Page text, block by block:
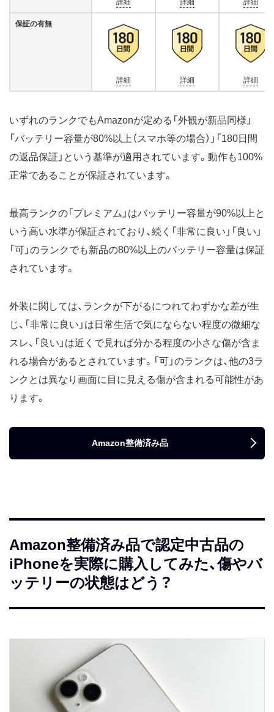
詳細 詳細 詳細
保証の有無
詳細 詳細 詳細
いずれのランクでもAmazonが定める「外観が新品同様」
「バッテリー容量が80%以上（スマホ等の場合）」「180日間
の返品保証」という基準が適用されています。動作も100%
正常であることが保証されています。
最高ランクの「プレミアム」はバッテリー容量が90%以上と
いう高い水準が保証されており、続く「非常に良い」「良い」
「可」のランクでも新品の80%以上のバッテリー容量は保証
されています。
外装に関しては、ランクが下がるにつれてわずかな差が生
じ、「非常に良い」は日常生活で気にならない程度の微細な
スレ、「良い」は近くで見れば分かる程度の小さな傷が含ま
れる場合があるとされています。「可」のランクは、他の3ラ
ンクとは異なり画面に目に見える傷が含まれる可能性があ
ります。
Amazon整備済み品
Amazon整備済み品で認定中古品の
iPhoneを実際に購入してみた、傷やバ
ッテリーの状態はどう？